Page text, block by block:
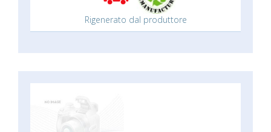
Rigenerato dal produttore